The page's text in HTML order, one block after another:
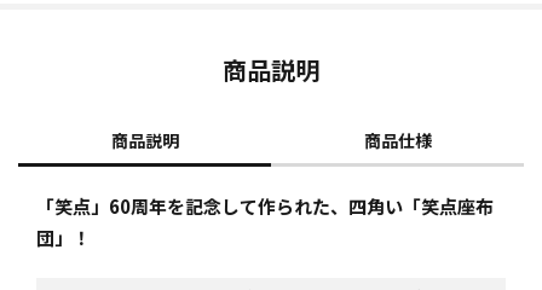
商品説明
商品説明 商品仕様
「笑点」60周年を記念して作られた、四角い「笑点座布
団」！